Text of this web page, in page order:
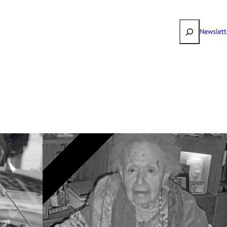
Suchen